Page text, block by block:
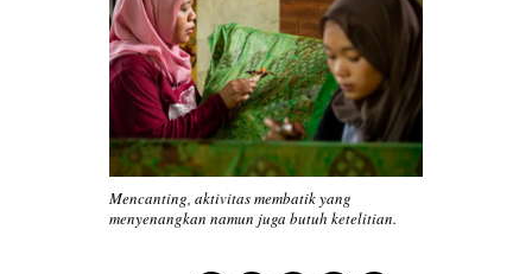
Mencanting, aktivitas membatik yang
menyenangkan namun juga butuh ketelitian.